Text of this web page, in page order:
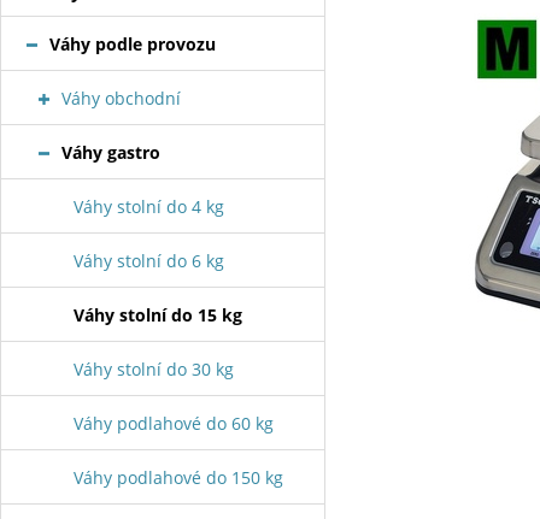
Váhy podle provozu
Váhy obchodní
Váhy gastro
Váhy stolní do 4 kg
Váhy stolní do 6 kg
Váhy stolní do 15 kg
Váhy stolní do 30 kg
Váhy podlahové do 60 kg
Váhy podlahové do 150 kg